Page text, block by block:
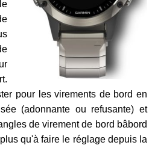
pour les virements de bord en
(adonnante ou refusante) et
de virement de bord bâbord
qu'à faire le réglage depuis la